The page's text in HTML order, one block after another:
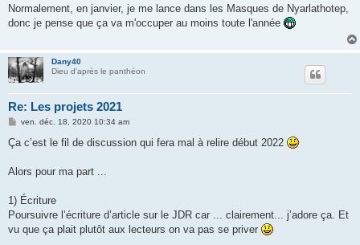
s
a
Normalement, en janvier, je me lance dans les Masques de Nyarlathotep,
donc je pense que ça va m'occuper au moins toute l'année
Dany40
Dieu d'après le panthéon
Re: Les projets 2021
M
s
g
ven. déc. 18, 2020 10:34 am
Ça c’est le fil de discussion qui fera mal à relire début 2022
Alors pour ma part ...
1) Écriture
Poursuivre l’écriture d’article sur le JDR car ... clairement... j’adore ça. Et
vu que ça plait plutôt aux lecteurs on va pas se priver